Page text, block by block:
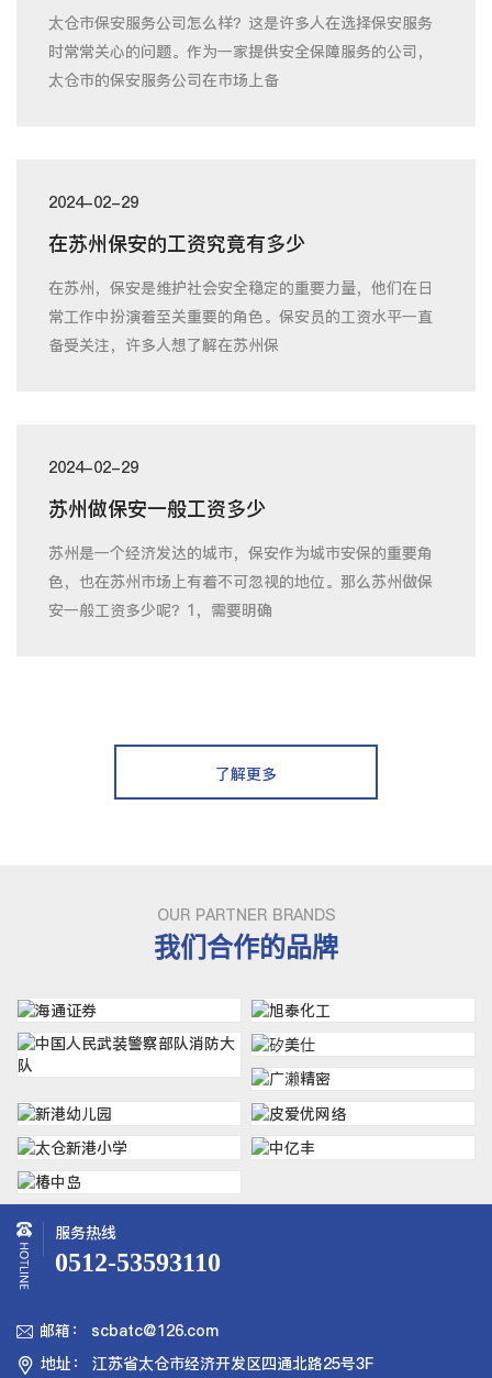
太仓市保安服务公司怎么样？这是许多人在选择保安服务
时常常关心的问题。作为一家提供安全保障服务的公司，
太仓市的保安服务公司在市场上备
2024-02-29
在苏州保安的工资究竟有多少
在苏州，保安是维护社会安全稳定的重要力量，他们在日
常工作中扮演着至关重要的角色。保安员的工资水平一直
备受关注，许多人想了解在苏州保
2024-02-29
苏州做保安一般工资多少
苏州是一个经济发达的城市，保安作为城市安保的重要角
色，也在苏州市场上有着不可忽视的地位。那么苏州做保
安一般工资多少呢？1，需要明确
了解更多
OUR PARTNER BRANDS
我们合作的品牌
服务热线
0512-53593110
 邮箱： scbatc@126.com
 地址： 江苏省太仓市经济开发区四通北路25号3F